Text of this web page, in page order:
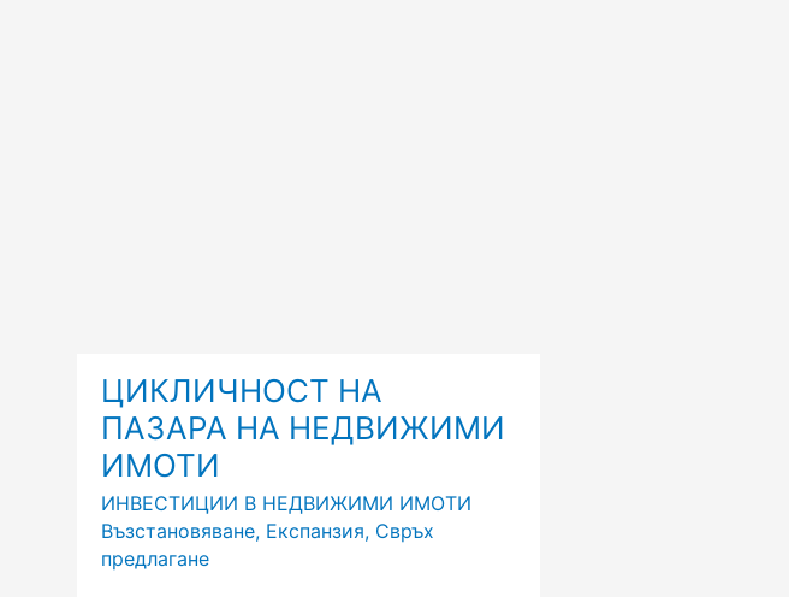
ЦИКЛИЧНОСТ НА
ПАЗАРА НА НЕДВИЖИМИ
ИМОТИ
ИНВЕСТИЦИИ В НЕДВИЖИМИ ИМОТИ
Възстановяване, Експанзия, Свръх
предлагане
ЦИКЛИЧНОСТ
НА
ПАЗАРА
НА
НЕДВИЖИМИ
ИМОТИ